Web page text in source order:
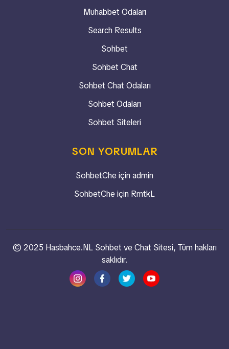
Muhabbet Odaları
Search Results
Sohbet
Sohbet Chat
Sohbet Chat Odaları
Sohbet Odaları
Sohbet Siteleri
SON YORUMLAR
SohbetChe için admin
SohbetChe için RmtkL
© 2025 Hasbahce.NL Sohbet ve Chat Sitesi, Tüm hakları
saklıdır.